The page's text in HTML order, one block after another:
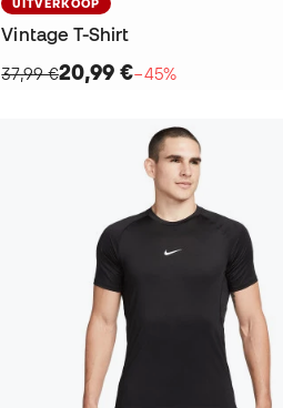
UITVERKOOP
Vintage T-Shirt
37,99 €20,99 €−45%